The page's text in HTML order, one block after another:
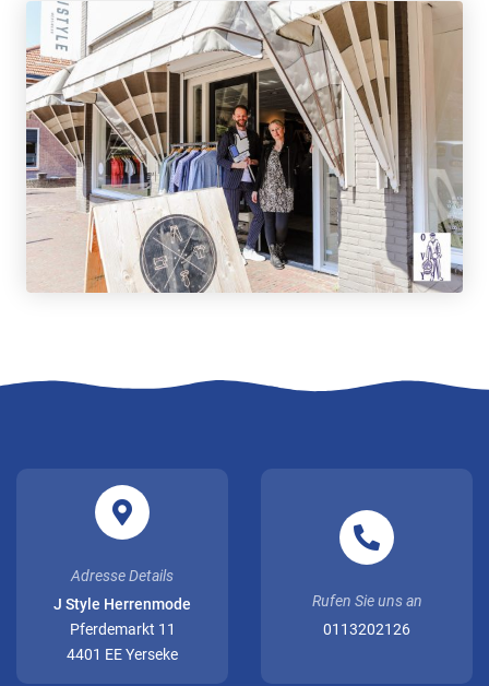
Adresse Details
J Style Herrenmode
Pferdemarkt 11
4401 EE Yerseke
Rufen Sie uns an
0113202126